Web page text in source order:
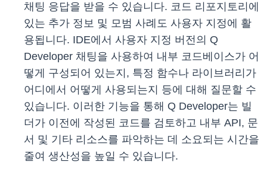
채팅 응답을 받을 수 있습니다. 코드 리포지토리에
있는 추가 정보 및 모범 사례도 사용자 지정에 활
용됩니다. IDE에서 사용자 지정 버전의 Q
Developer 채팅을 사용하여 내부 코드베이스가 어
떻게 구성되어 있는지, 특정 함수나 라이브러리가
어디에서 어떻게 사용되는지 등에 대해 질문할 수
있습니다. 이러한 기능을 통해 Q Developer는 빌
더가 이전에 작성된 코드를 검토하고 내부 API, 문
서 및 기타 리소스를 파악하는 데 소요되는 시간을
줄여 생산성을 높일 수 있습니다.